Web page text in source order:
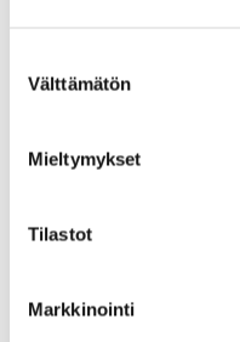
valinta
Välttämätön
Mieltymykset
Tilastot
Markkinointi